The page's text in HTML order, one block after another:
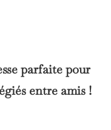
parfaite pour
entre amis !